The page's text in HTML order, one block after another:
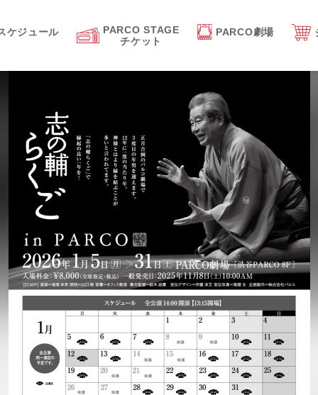
ケジュール
PARCO STAGE
チケット
PARCO劇場